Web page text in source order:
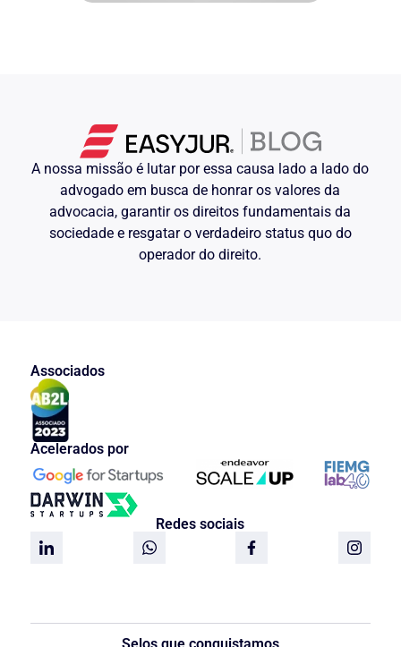
A nossa missão é lutar por essa causa lado a lado do
advogado em busca de honrar os valores da
advocacia, garantir os direitos fundamentais da
sociedade e resgatar o verdadeiro status quo do
operador do direito.
Associados
Acelerados por
Redes sociais